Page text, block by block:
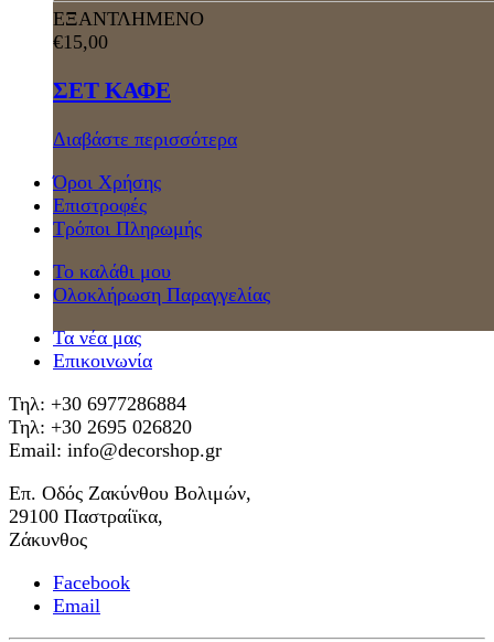
ΕΞΑΝΤΛΗΜΕΝΟ
€15,00
ΣΕΤ ΚΑΦΕ
Διαβάστε περισσότερα
Όροι Χρήσης
Επιστροφές
Τρόποι Πληρωμής
Το καλάθι μου
Ολοκλήρωση Παραγγελίας
Τα νέα μας
Επικοινωνία
Τηλ: +30 6977286884
Τηλ: +30 2695 026820
Email: info@decorshop.gr
Επ. Οδός Ζακύνθου Βολιμών,
29100 Παστραίϊκα,
Ζάκυνθος
Facebook
Email